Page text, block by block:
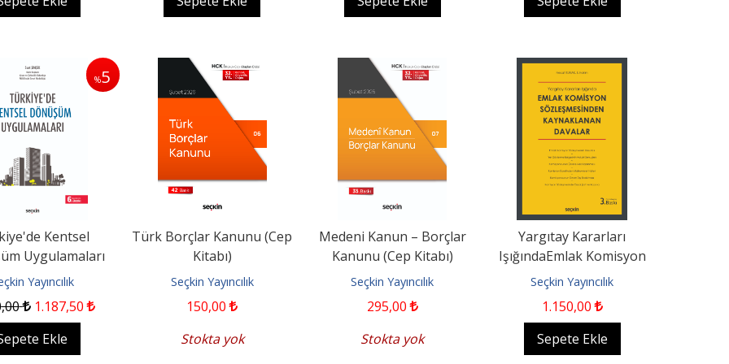
%5
Kentsel
Uygulamaları
Yayıncılık
,00 1.187,50
Ekle
Türk Borçlar Kanunu (Cep
Kitabı)
Seçkin Yayıncılık
150,00
Stokta yok
Medeni Kanun – Borçlar
Kanunu (Cep Kitabı)
Seçkin Yayıncılık
295,00
Stokta yok
Yargıtay Kararları
IşığındaEmlak Komisyon
Sözleşmesinden
Kaynaklanan...
Seçkin Yayıncılık
1.150,00
Sepete Ekle